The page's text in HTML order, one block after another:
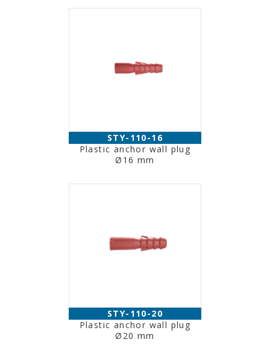
STY-110-16
Plastic anchor wall plug
Ø16 mm
STY-110-20
Plastic anchor wall plug
Ø20 mm